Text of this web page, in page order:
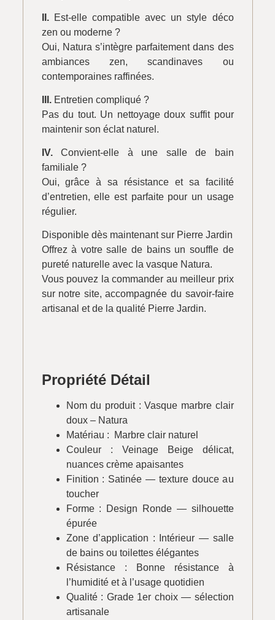
II.Est-elle compatible avec un style déco
zen ou moderne ?
Oui, Natura s’intègre parfaitement dans des
ambiances zen, scandinaves ou
contemporaines raffinées.
III.Entretien compliqué ?
Pas du tout. Un nettoyage doux suffit pour
maintenir son éclat naturel.
IV.Convient-elle à une salle de bain
familiale ?
Oui, grâce à sa résistance et sa facilité
d’entretien, elle est parfaite pour un usage
régulier.
Disponible dès maintenant sur Pierre Jardin
Offrez à votre salle de bains un souffle de
pureté naturelle avec la vasque Natura.
Vous pouvez la commander au meilleur prix
sur notre site, accompagnée du savoir-faire
artisanal et de la qualité Pierre Jardin.
Propriété Détail
Nom du produit : Vasque marbre clair
doux – Natura
Matériau : Marbre clair naturel
Couleur : Veinage Beige délicat,
nuances crème apaisantes
Finition : Satinée — texture douce au
toucher
Forme : Design Ronde — silhouette
épurée
Zone d’application : Intérieur — salle
de bains ou toilettes élégantes
Résistance : Bonne résistance à
l’humidité et à l’usage quotidien
Qualité : Grade 1er choix — sélection
artisanale